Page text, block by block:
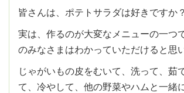
皆さんは、ポテトサラダは好きですか？
実は、作るのが大変なメニューの一つ
のみなさまはわかっていただけると思
じゃがいもの皮をむいて、洗って、茹
て、冷やして、他の野菜やハムと一緒